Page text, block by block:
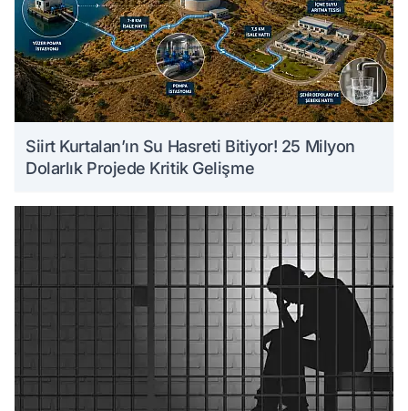
Siirt Kurtalan’ın Su Hasreti Bitiyor! 25 Milyon
Dolarlık Projede Kritik Gelişme